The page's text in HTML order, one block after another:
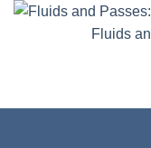
Fluids